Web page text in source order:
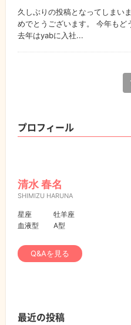
久しぶりの投稿となってしま
めでとうございます。 今年もど
去年はyabに入社...
プロフィール
清水 春名
SHIMIZU HARUNA
星座
牡羊座
血液型
A型
Q&Aを見る
最近の投稿